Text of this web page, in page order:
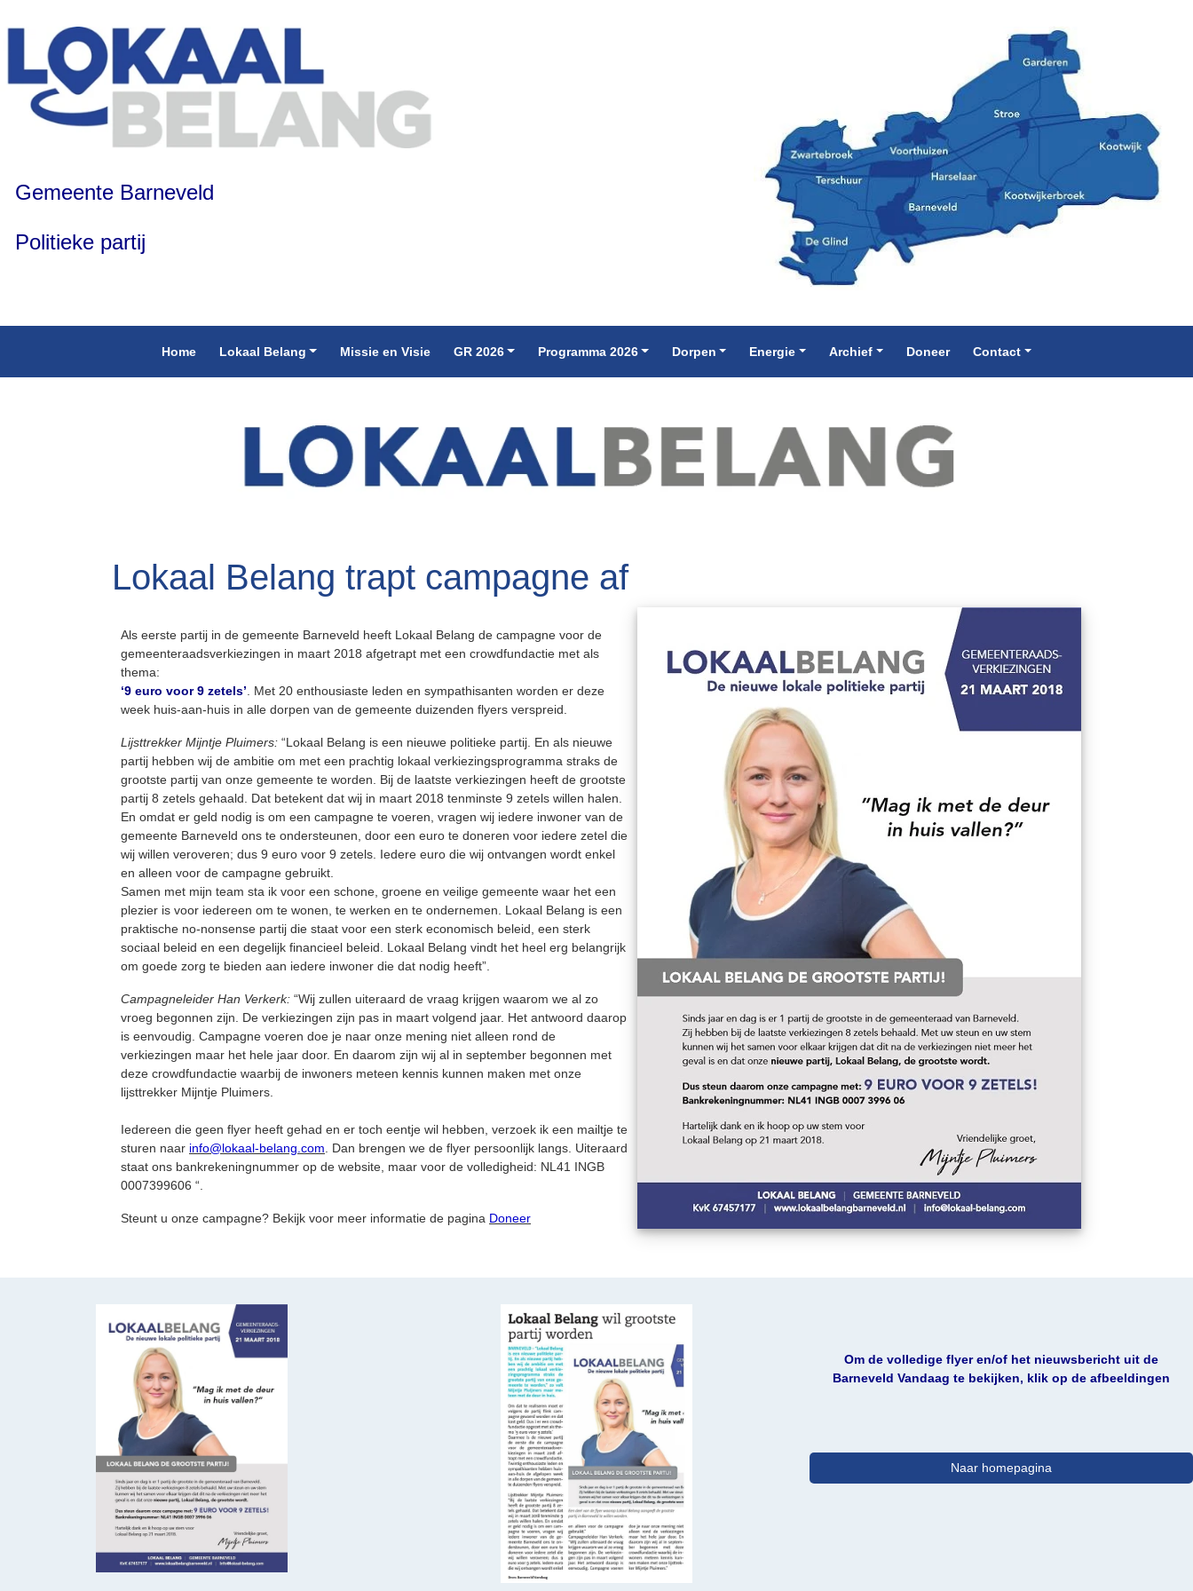
Gemeente Barneveld
Politieke partij
Home Lokaal Belang Missie en Visie GR 2026 Programma 2026 Dorpen Energie Archief Doneer Contact
Lokaal Belang trapt campagne af
Als eerste partij in de gemeente Barneveld heeft Lokaal Belang de campagne voor de
gemeenteraadsverkiezingen in maart 2018 afgetrapt met een crowdfundactie met als
thema:
‘9 euro voor 9 zetels’ . Met 20 enthousiaste leden en sympathisanten worden er deze
week huis-aan-huis in alle dorpen van de gemeente duizenden flyers verspreid.
Lijsttrekker Mijntje Pluimers: “Lokaal Belang is een nieuwe politieke partij. En als nieuwe
partij hebben wij de ambitie om met een prachtig lokaal verkiezingsprogramma straks de
grootste partij van onze gemeente te worden. Bij de laatste verkiezingen heeft de grootste
partij 8 zetels gehaald. Dat betekent dat wij in maart 2018 tenminste 9 zetels willen halen.
En omdat er geld nodig is om een campagne te voeren, vragen wij iedere inwoner van de
gemeente Barneveld ons te ondersteunen, door een euro te doneren voor iedere zetel die
wij willen veroveren; dus 9 euro voor 9 zetels. Iedere euro die wij ontvangen wordt enkel
en alleen voor de campagne gebruikt.
Samen met mijn team sta ik voor een schone, groene en veilige gemeente waar het een
plezier is voor iedereen om te wonen, te werken en te ondernemen. Lokaal Belang is een
praktische no-nonsense partij die staat voor een sterk economisch beleid, een sterk
sociaal beleid en een degelijk financieel beleid. Lokaal Belang vindt het heel erg belangrijk
om goede zorg te bieden aan iedere inwoner die dat nodig heeft”.
Campagneleider Han Verkerk: “Wij zullen uiteraard de vraag krijgen waarom we al zo
vroeg begonnen zijn. De verkiezingen zijn pas in maart volgend jaar. Het antwoord daarop
is eenvoudig. Campagne voeren doe je naar onze mening niet alleen rond de
verkiezingen maar het hele jaar door. En daarom zijn wij al in september begonnen met
deze crowdfundactie waarbij de inwoners meteen kennis kunnen maken met onze
lijsttrekker Mijntje Pluimers.
Iedereen die geen flyer heeft gehad en er toch eentje wil hebben, verzoek ik een mailtje te
sturen naar info@lokaal-belang.com . Dan brengen we de flyer persoonlijk langs. Uiteraard
staat ons bankrekeningnummer op de website, maar voor de volledigheid: NL41 INGB
0007399606 “.
Steunt u onze campagne? Bekijk voor meer informatie de pagina Doneer
Om de volledige flyer en/of het nieuwsbericht uit de
Barneveld Vandaag te bekijken, klik op de afbeeldingen
Naar homepagina